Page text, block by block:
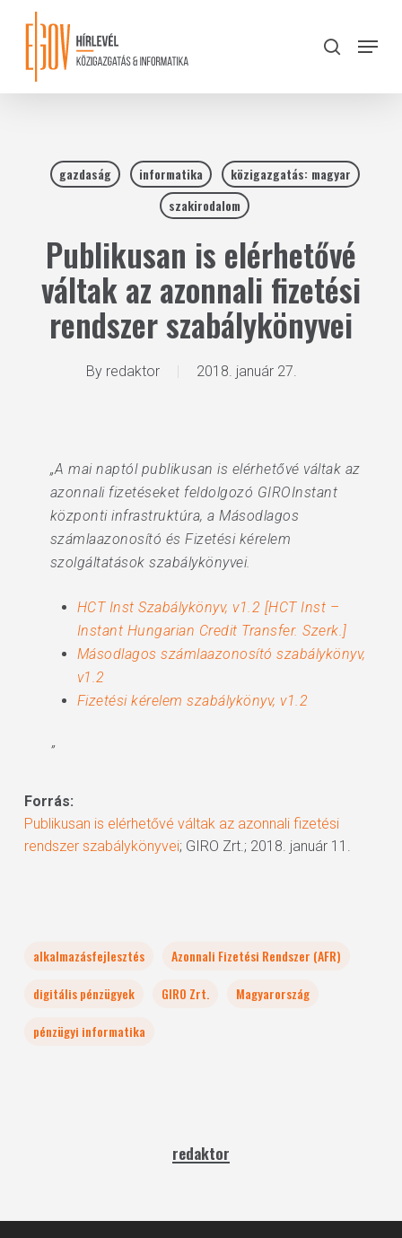
content
search
Menu
gazdaság informatika
közigazgatás: magyar
szakirodalom
Publikusan is elérhetővé
váltak az azonnali fizetési
rendszer szabálykönyvei
By redaktor 2018. január 27.
„A mai naptól publikusan is elérhetővé váltak az
azonnali fizetéseket feldolgozó GIROInstant
központi infrastruktúra, a Másodlagos
számlaazonosító és Fizetési kérelem
szolgáltatások szabálykönyvei.
HCT Inst Szabálykönyv, v1.2 [HCT Inst –
Instant Hungarian Credit Transfer. Szerk.]
Másodlagos számlaazonosító szabálykönyv,
v1.2
Fizetési kérelem szabálykönyv, v1.2
”
Forrás:
Publikusan is elérhetővé váltak az azonnali fizetési
rendszer szabálykönyvei; GIRO Zrt.; 2018. január 11.
alkalmazásfejlesztés
Azonnali Fizetési Rendszer (AFR)
digitális pénzügyek
GIRO Zrt.
Magyarország
pénzügyi informatika
redaktor
Close